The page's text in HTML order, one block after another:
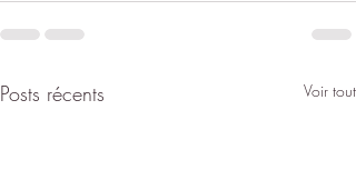
Posts récents Voir tout